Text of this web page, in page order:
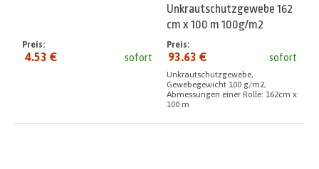
sofort
Preis:
4.53 €
Unkrautschutzgewebe 162
cm x 100 m 100g/m2
sofort
Preis:
93.63 €
Unkrautschutzgewebe,
Gewebegewicht 100 g/m2,
Abmessungen einer Rolle: 162cm x
100 m